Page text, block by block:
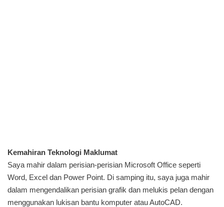
Kemahiran Teknologi Maklumat
Saya mahir dalam perisian-perisian Microsoft Office seperti
Word, Excel dan Power Point. Di samping itu, saya juga mahir
dalam mengendalikan perisian grafik dan melukis pelan dengan
menggunakan lukisan bantu komputer atau AutoCAD.